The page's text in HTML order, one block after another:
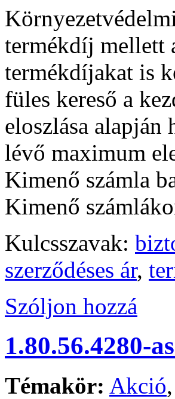
termékdíj mellett
termékdíjakat is
füles kereső a
eloszlása alapján
lévő maximum
Kimenő számla
Kimenő
Kulcsszavak:
szerződéses ár,
Szóljon hozzá
1.80.56.4280-
Témakör: Akció,